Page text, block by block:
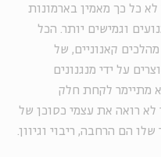
לא כל כך מאמין בארמונות
וגמישים יותר. הכל
קאנוניים, של
על ידי מנגנונים
מתיימר לקחת חלק
לא רואה את עצמי כסוכן של
הם הרחבה, ריבוי וגיוון.